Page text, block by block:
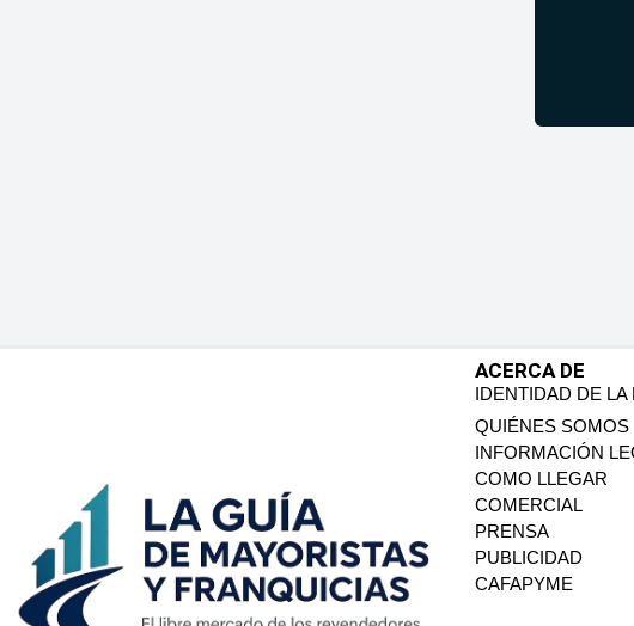
ACERCA DE
IDENTIDAD DE LA
QUIÉNES SOMOS
INFORMACIÓN
COMO LLEGAR
COMERCIAL
PRENSA
PUBLICIDAD
CAFAPYME